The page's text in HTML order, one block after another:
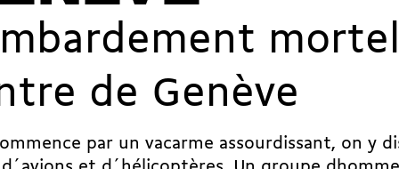
de Genève
par un vacarme assourdissant, on y